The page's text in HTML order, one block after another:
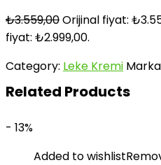
₺3.559,00Orijinal fiyat:
fiyat: ₺2.999,00.
Category: Leke Kremi
Related Products
- 13%
Added to wishlist